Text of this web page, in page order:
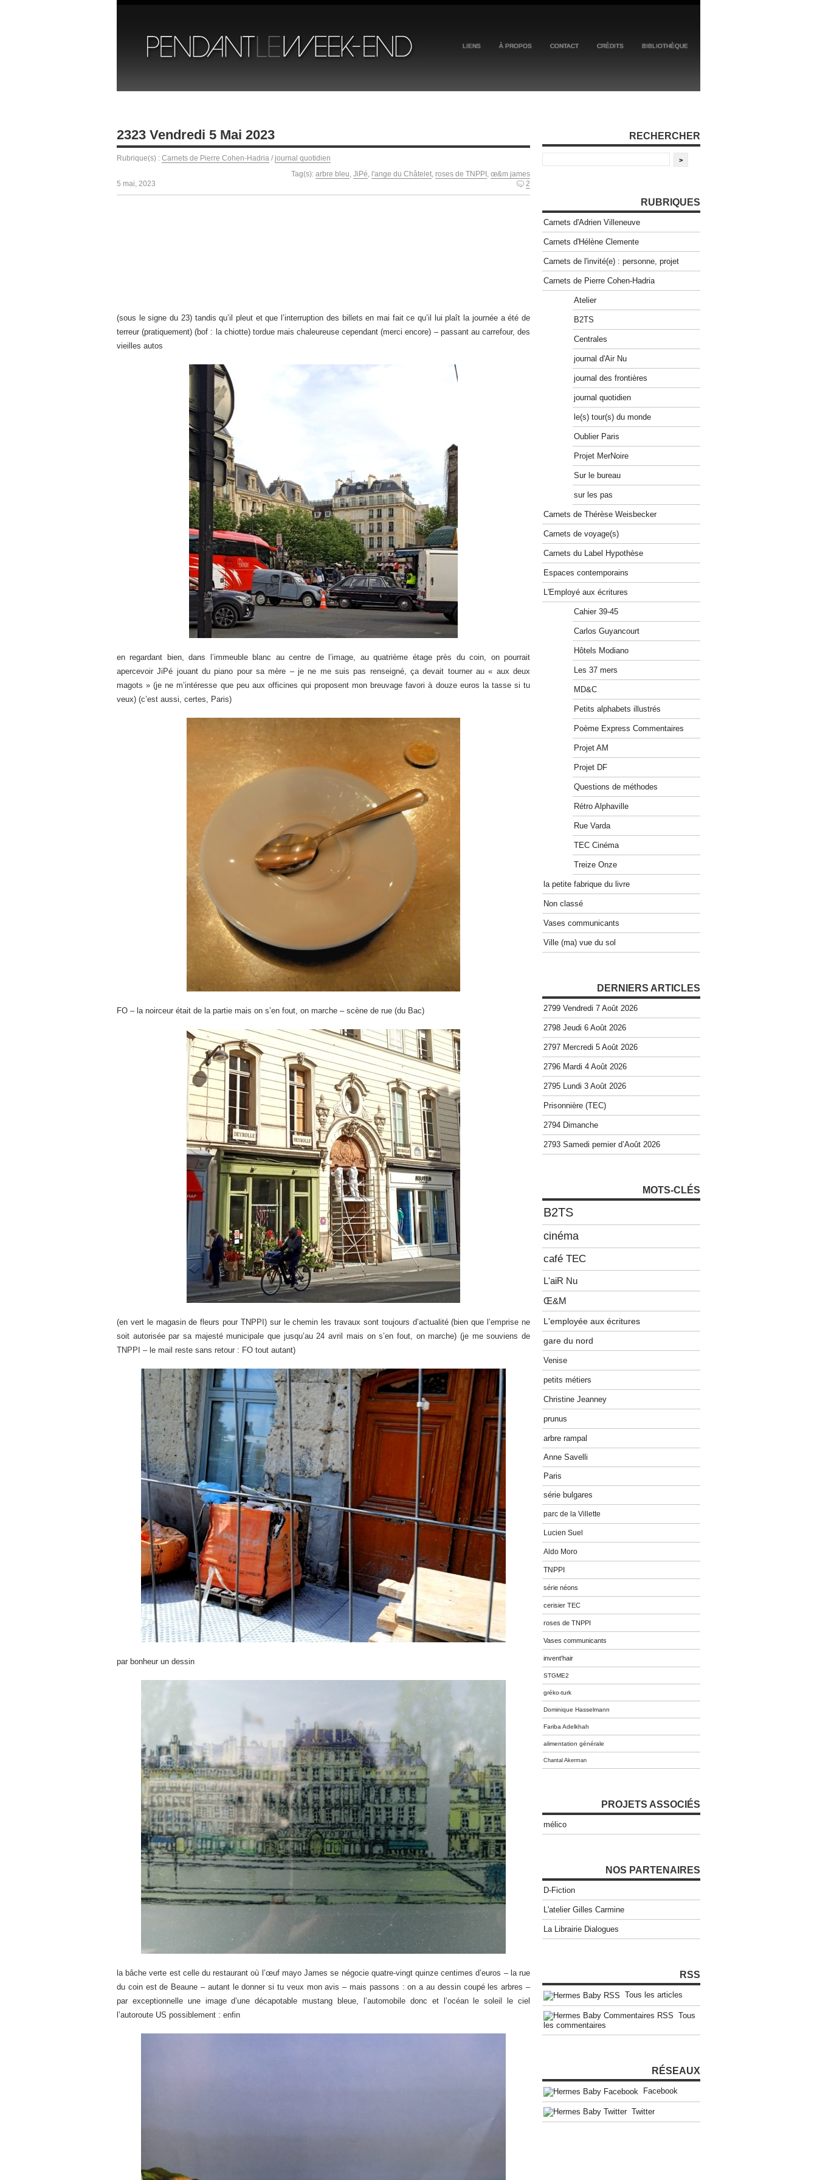
LIENS À PROPOS CONTACT CRÉDITS BIBLIOTHÈQUE
2323 Vendredi 5 Mai 2023
Rubrique(s) : Carnets de Pierre Cohen-Hadria / journal quotidien
Tag(s): arbre bleu, JiPé, l'ange du Châtelet, roses de TNPPI , œ&m james
5 mai, 2023
2
(sous le signe du 23) tandis qu’il pleut et que l’interruption des billets en mai fait ce qu’il lui plaît la journée a été de
terreur (pratiquement) (bof : la chiotte) tordue mais chaleureuse cependant (merci encore) – passant au carrefour, des
vieilles autos
en regardant bien, dans l’immeuble blanc au centre de l’image, au quatrième étage près du coin, on pourrait
apercevoir JiPé jouant du piano pour sa mère – je ne me suis pas renseigné, ça devait tourner au « aux deux
magots » (je ne m’intéresse que peu aux officines qui proposent mon breuvage favori à douze euros la tasse si tu
veux) (c’est aussi, certes, Paris)
FO – la noirceur était de la partie mais on s’en fout, on marche – scène de rue (du Bac)
(en vert le magasin de fleurs pour TNPPI) sur le chemin les travaux sont toujours d’actualité (bien que l’emprise ne
soit autorisée par sa majesté municipale que jusqu’au 24 avril mais on s’en fout, on marche) (je me souviens de
TNPPI – le mail reste sans retour : FO tout autant)
par bonheur un dessin
la bâche verte est celle du restaurant où l’œuf mayo James se négocie quatre-vingt quinze centimes d’euros – la rue
du coin est de Beaune – autant le donner si tu veux mon avis – mais passons : on a au dessin coupé les arbres –
par exceptionnelle une image d’une décapotable mustang bleue, l’automobile donc et l’océan le soleil le ciel
l’autoroute US possiblement : enfin
RECHERCHER
RUBRIQUES
Carnets d'Adrien Villeneuve
Carnets d'Hélène Clemente
Carnets de l'invité(e) : personne, projet
Carnets de Pierre Cohen-Hadria
Atelier
B2TS
Centrales
journal d'Air Nu
journal des frontières
journal quotidien
le(s) tour(s) du monde
Oublier Paris
Projet MerNoire
Sur le bureau
sur les pas
Carnets de Thérèse Weisbecker
Carnets de voyage(s)
Carnets du Label Hypothèse
Espaces contemporains
L'Employé aux écritures
Cahier 39-45
Carlos Guyancourt
Hôtels Modiano
Les 37 mers
MD&C
Petits alphabets illustrés
Poème Express Commentaires
Projet AM
Projet DF
Questions de méthodes
Rétro Alphaville
Rue Varda
TEC Cinéma
Treize Onze
la petite fabrique du livre
Non classé
Vases communicants
Ville (ma) vue du sol
DERNIERS ARTICLES
2799 Vendredi 7 Août 2026
2798 Jeudi 6 Août 2026
2797 Mercredi 5 Août 2026
2796 Mardi 4 Août 2026
2795 Lundi 3 Août 2026
Prisonnière (TEC)
2794 Dimanche
2793 Samedi pemier d’Août 2026
MOTS-CLÉS
B2TS
cinéma
café TEC
L'aiR Nu
Œ&M
L'employée aux écritures
gare du nord
Venise
petits métiers
Christine Jeanney
prunus
arbre rampal
Anne Savelli
Paris
série bulgares
parc de la Villette
Lucien Suel
Aldo Moro
TNPPI
série néons
cerisier TEC
roses de TNPPI
Vases communicants
invent'hair
STGME2
gréko-turk
Dominique Hasselmann
Fariba Adelkhah
alimentation générale
Chantal Akerman
PROJETS ASSOCIÉS
mélico
NOS PARTENAIRES
D-Fiction
L'atelier Gilles Carmine
La Librairie Dialogues
RSS
Tous les articles
Tous
les commentaires
RÉSEAUX
Facebook
Twitter